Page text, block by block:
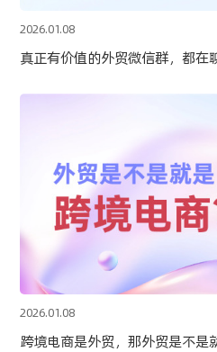
2026.01.08
真正有价值的外贸微信群，都在
2026.01.08
跨境电商是外贸，那外贸是不是